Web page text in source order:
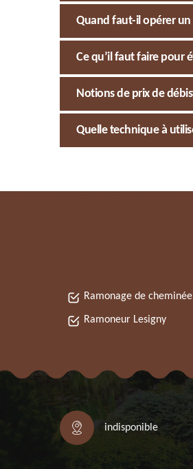
Quand faut-il opérer un
Ce qu’il faut faire pour
Notions de prix de
Quelle technique à
Ramonage de
Ramoneur Lesigny
indisponible